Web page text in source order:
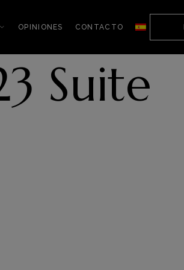
OPINIONES CONTACTO
Suite